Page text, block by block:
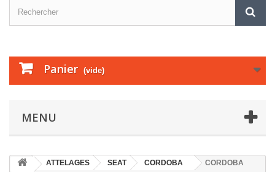
Panier (vide)
MENU
ATTELAGES SEAT CORDOBA
CORDOBA